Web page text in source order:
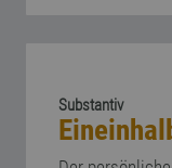
Substantiv